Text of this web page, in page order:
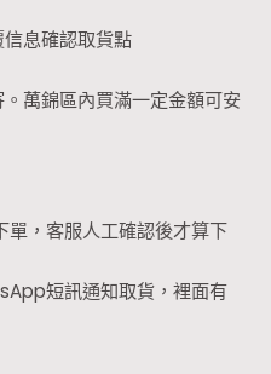
息確認取貨點
萬錦區內買滿一定金額可安
，客服人工確認後才算下
短訊通知取貨，裡面有